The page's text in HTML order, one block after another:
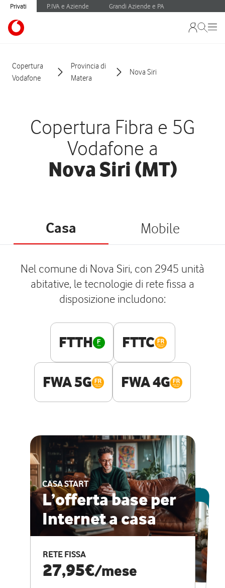
Privati P.IVA e Aziende Grandi Aziende e PA
Copertura
Vodafone
Provincia di
Matera
Nova Siri
Copertura Fibra e 5G
Vodafone a
Nova Siri (MT)
Casa Mobile
Nel comune di Nova Siri, con 2945 unità
abitative, le tecnologie di rete fissa a
disposizione includono:
FTTH FTTC
FWA 5G FWA 4G
CASA START
L’offerta base per
Internet a casa
RETE FISSA
27,95€/mese
ESCLUSIVA ONLINE
CASA PRO
Internet veloce e
vantaggi speciali